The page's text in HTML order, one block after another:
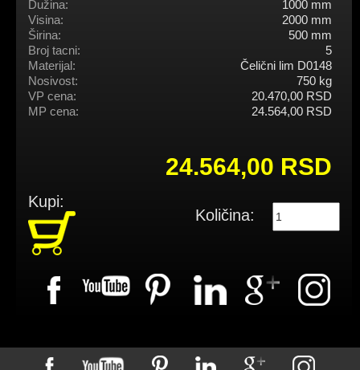
Dužina:
1000 mm
Visina:
2000 mm
Širina:
500 mm
Broj tacni:
5
Materijal:
Čelični lim D0148
Nosivost:
750 kg
VP cena:
20.470,00 RSD
MP cena:
24.564,00 RSD
24.564,00 RSD
Kupi:
Količina: